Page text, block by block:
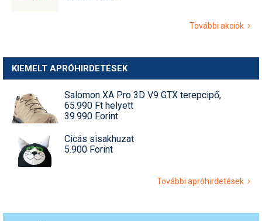
További akciók
KIEMELT APRÓHIRDETÉSEK
Salomon XA Pro 3D V9 GTX terepcipő,
65.990 Ft helyett
39.990 Forint
Cicás sisakhuzat
5.900 Forint
További apróhirdetések